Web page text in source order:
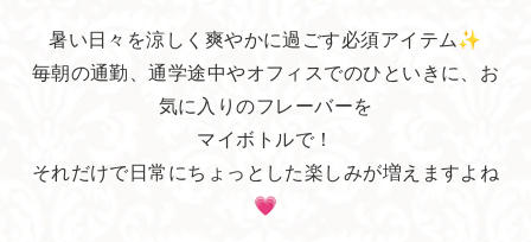
暑い日々を涼しく爽やかに過ごす必須アイテム✨
毎朝の通勤、通学途中やオフィスでのひといきに、お
気に入りのフレーバーを
マイボトルで！
それだけで日常にちょっとした楽しみが増えますよね
💗